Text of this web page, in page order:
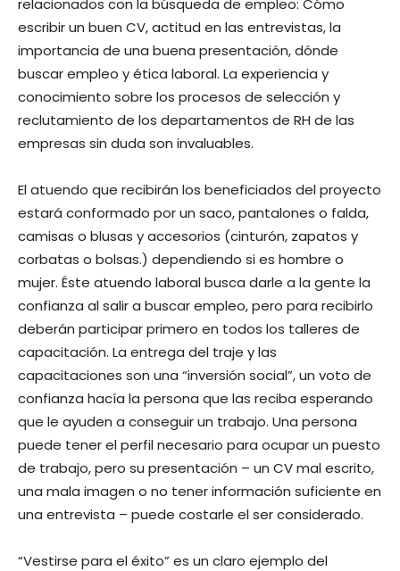
relacionados con la búsqueda de empleo: Cómo
escribir un buen CV, actitud en las entrevistas, la
importancia de una buena presentación, dónde
buscar empleo y ética laboral. La experiencia y
conocimiento sobre los procesos de selección y
reclutamiento de los departamentos de RH de las
empresas sin duda son invaluables.
El atuendo que recibirán los beneficiados del proyecto
estará conformado por un saco, pantalones o falda,
camisas o blusas y accesorios (cinturón, zapatos y
corbatas o bolsas.) dependiendo si es hombre o
mujer. Éste atuendo laboral busca darle a la gente la
confianza al salir a buscar empleo, pero para recibirlo
deberán participar primero en todos los talleres de
capacitación. La entrega del traje y las
capacitaciones son una “inversión social”, un voto de
confianza hacía la persona que las reciba esperando
que le ayuden a conseguir un trabajo. Una persona
puede tener el perfil necesario para ocupar un puesto
de trabajo, pero su presentación – un CV mal escrito,
una mala imagen o no tener información suficiente en
una entrevista – puede costarle el ser considerado.
“Vestirse para el éxito” es un claro ejemplo del